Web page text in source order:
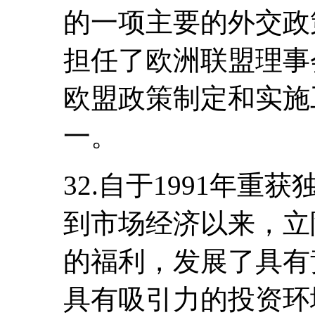
的一项主要的外交
担任了欧洲联盟理
欧盟政策制定和实
一。
32.自于1991年重获
到市场经济以来，
的福利，发展了具
具有吸引力的投资